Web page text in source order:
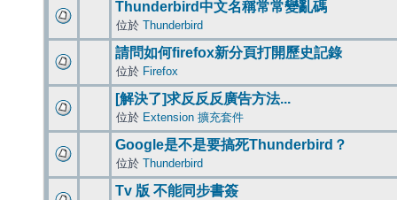
Thunderbird中文名稱常常變亂碼
位於 Thunderbird
請問如何firefox新分頁打開歷史記錄
位於 Firefox
[解決了]求反反反廣告方法...
位於 Extension 擴充套件
Google是不是要搞死Thunderbird？
位於 Thunderbird
Tv 版 不能同步書簽